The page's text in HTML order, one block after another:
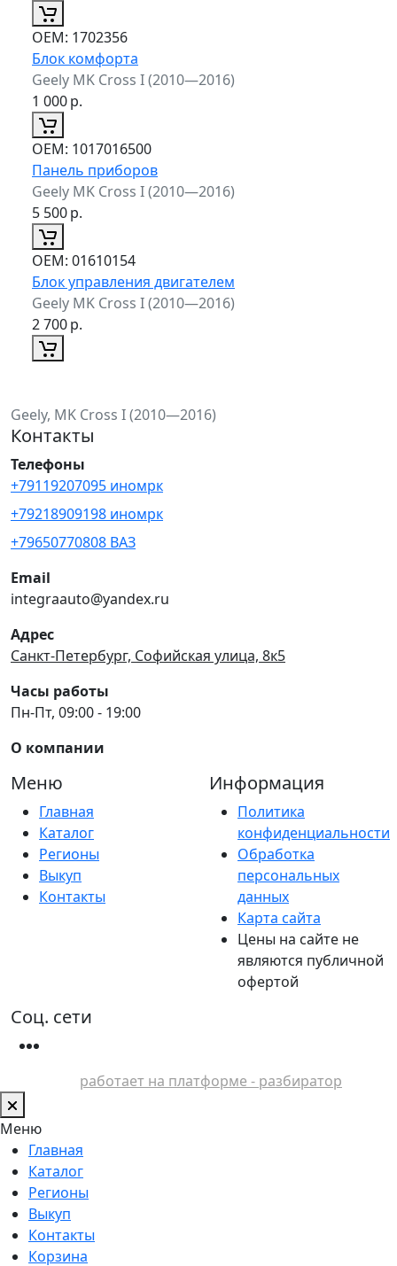
ОЕМ: 1702356
Блок комфорта
Geely MK Cross I (2010—2016)
1 000р.
ОЕМ: 1017016500
Панель приборов
Geely MK Cross I (2010—2016)
5 500р.
ОЕМ: 01610154
Блок управления двигателем
Geely MK Cross I (2010—2016)
2 700р.
Geely, MK Cross I (2010—2016)
Контакты
Телефоны
+79119207095 иномрк
+79218909198 иномрк
+79650770808 ВАЗ
Email
integraauto@yandex.ru
Адрес
Санкт-Петербург, Софийская улица, 8к5
Часы работы
Пн-Пт, 09:00 - 19:00
О компании
Меню
Главная
Каталог
Регионы
Выкуп
Контакты
Информация
Политика
конфиденциальности
Обработка
персональных
данных
Карта сайта
Цены на сайте не
являются публичной
офертой
Соц. сети
работает на платформе - разбиратор
Меню
Главная
Каталог
Регионы
Выкуп
Контакты
Корзина